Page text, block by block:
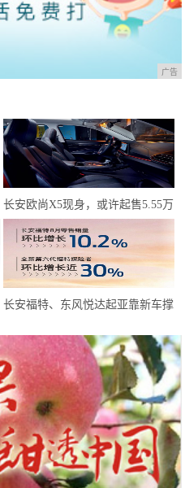
广告
长安欧尚X5现身，或许起售5.55万
元？年轻人有了新选择
长安福特、东风悦达起亚靠新车撑